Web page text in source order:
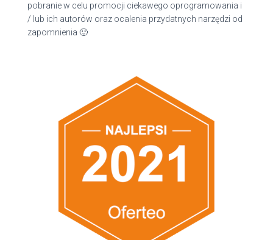
pobranie w celu promocji ciekawego oprogramowania i
/ lub ich autorów oraz ocalenia przydatnych narzędzi od
zapomnienia 🙂